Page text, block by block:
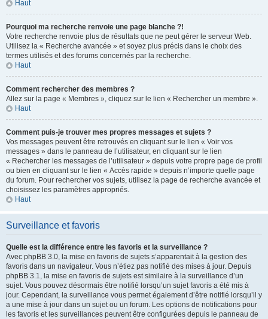
Haut
Pourquoi ma recherche renvoie une page blanche ?!
Votre recherche renvoie plus de résultats que ne peut gérer le serveur Web.
Utilisez la « Recherche avancée » et soyez plus précis dans le choix des
termes utilisés et des forums concernés par la recherche.
Haut
Comment rechercher des membres ?
Allez sur la page « Membres », cliquez sur le lien « Rechercher un membre ».
Haut
Comment puis-je trouver mes propres messages et sujets ?
Vos messages peuvent être retrouvés en cliquant sur le lien « Voir vos
messages » dans le panneau de l’utilisateur, en cliquant sur le lien
« Rechercher les messages de l’utilisateur » depuis votre propre page de profil
ou bien en cliquant sur le lien « Accès rapide » depuis n’importe quelle page
du forum. Pour rechercher vos sujets, utilisez la page de recherche avancée et
choisissez les paramètres appropriés.
Haut
Surveillance et favoris
Quelle est la différence entre les favoris et la surveillance ?
Avec phpBB 3.0, la mise en favoris de sujets s’apparentait à la gestion des
favoris dans un navigateur. Vous n’étiez pas notifié des mises à jour. Depuis
phpBB 3.1, la mise en favoris de sujets est similaire à la surveillance d’un
sujet. Vous pouvez désormais être notifié lorsqu’un sujet favoris a été mis à
jour. Cependant, la surveillance vous permet également d’être notifié lorsqu’il y
a une mise à jour dans un sujet ou un forum. Les options de notifications pour
les favoris et les surveillances peuvent être configurées depuis le panneau de